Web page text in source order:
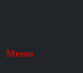
Меню